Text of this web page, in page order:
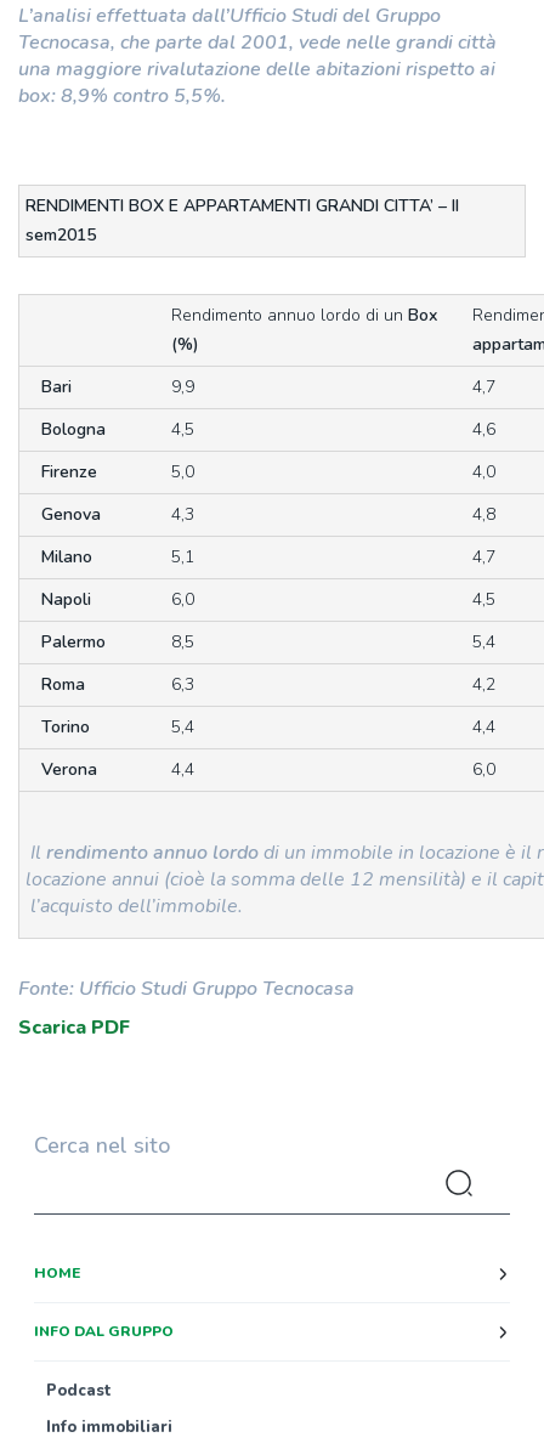
L’analisi effettuata dall’Ufficio Studi del Gruppo
Tecnocasa, che parte dal 2001, vede nelle grandi città
una maggiore rivalutazione delle abitazioni rispetto ai
box: 8,9% contro 5,5%.
RENDIMENTI BOX E APPARTAMENTI GRANDI CITTA’ – II
sem2015
Rendimento annuo lordo di un Box
(%)
Bari
9,9
4,7
Bologna
4,5
4,6
Firenze
5,0
4,0
Genova
4,3
4,8
Milano
5,1
4,7
Napoli
6,0
4,5
Palermo
8,5
5,4
Roma
6,3
4,2
Torino
5,4
4,4
Verona
4,4 6,0
Il rendimento annuo lordodi un immobile in locazione è il
locazione annui (cioè la somma delle 12 mensilità) e il
l’acquisto dell’immobile.
Fonte: Ufficio Studi Gruppo Tecnocasa
Scarica PDF
Cerca nel sito
HOME
INFO DAL GRUPPO
Podcast
Info immobiliari